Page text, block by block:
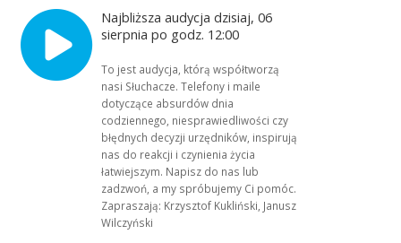
Najbliższa audycja dzisiaj, 06
sierpnia po godz. 12:00
To jest audycja, którą współtworzą
nasi Słuchacze. Telefony i maile
dotyczące absurdów dnia
codziennego, niesprawiedliwości czy
błędnych decyzji urzędników, inspirują
nas do reakcji i czynienia życia
łatwiejszym. Napisz do nas lub
zadzwoń, a my spróbujemy Ci pomóc.
Zapraszają: Krzysztof Kukliński, Janusz
Wilczyński